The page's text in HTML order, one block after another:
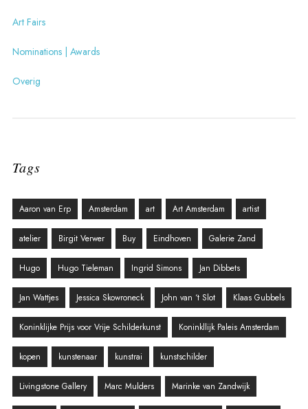
Art Fairs
Nominations | Awards
Overig
Tags
Aaron van Erp Amsterdam art Art Amsterdam artist
atelier Birgit Verwer Buy Eindhoven Galerie Zand
Hugo Hugo Tieleman Ingrid Simons Jan Dibbets
Jan Wattjes Jessica Skowroneck John van ‘t Slot Klaas Gubbels
Koninklijke Prijs voor Vrije Schilderkunst Koninkllijk Paleis Amsterdam
kopen kunstenaar kunstrai kunstschilder
Livingstone Gallery Marc Mulders Marinke van Zandwijk